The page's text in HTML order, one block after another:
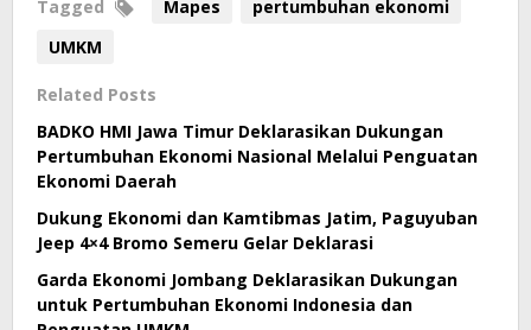
Tagged Mapes
pertumbuhan ekonomi
UMKM
Related Posts
BADKO HMI Jawa Timur Deklarasikan Dukungan
Pertumbuhan Ekonomi Nasional Melalui Penguatan
Ekonomi Daerah
Dukung Ekonomi dan Kamtibmas Jatim, Paguyuban
Jeep 4×4 Bromo Semeru Gelar Deklarasi
Garda Ekonomi Jombang Deklarasikan Dukungan
untuk Pertumbuhan Ekonomi Indonesia dan